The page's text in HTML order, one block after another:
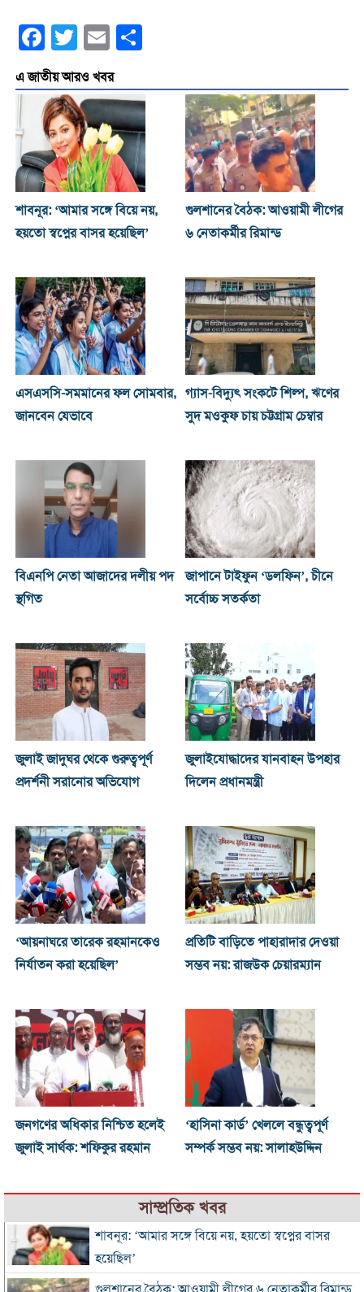
Facebook
Twitter Email
এ জাতীয় আরও খবর
শাবনূর: ‘আমার সঙ্গে বিয়ে নয়,
হয়তো স্বপ্নের বাসর হয়েছিল’
গুলশানের বৈঠক: আওয়ামী লীগের
৬ নেতাকর্মীর রিমান্ড
এসএসসি-সমমানের ফল সোমবার,
জানবেন যেভাবে
গ্যাস-বিদ্যুৎ সংকটে শিল্প, ঋণের
সুদ মওকুফ চায় চট্টগ্রাম চেম্বার
বিএনপি নেতা আজাদের দলীয় পদ
স্থগিত
জাপানে টাইফুন ‘ডলফিন’, চীনে
সর্বোচ্চ সতর্কতা
জুলাই জাদুঘর থেকে গুরুত্বপূর্ণ
প্রদর্শনী সরানোর অভিযোগ
জুলাইযোদ্ধাদের যানবাহন উপহার
দিলেন প্রধানমন্ত্রী
‘আয়নাঘরে তারেক রহমানকেও
নির্যাতন করা হয়েছিল’
প্রতিটি বাড়িতে পাহারাদার দেওয়া
সম্ভব নয়: রাজউক চেয়ারম্যান
জনগণের অধিকার নিশ্চিত হলেই
জুলাই সার্থক: শফিকুর রহমান
‘হাসিনা কার্ড’ খেললে বন্ধুত্বপূর্ণ
সম্পর্ক সম্ভব নয়: সালাহউদ্দিন
সাম্প্রতিক খবর
শাবনূর: ‘আমার সঙ্গে বিয়ে নয়, হয়তো স্বপ্নের বাসর
হয়েছিল’